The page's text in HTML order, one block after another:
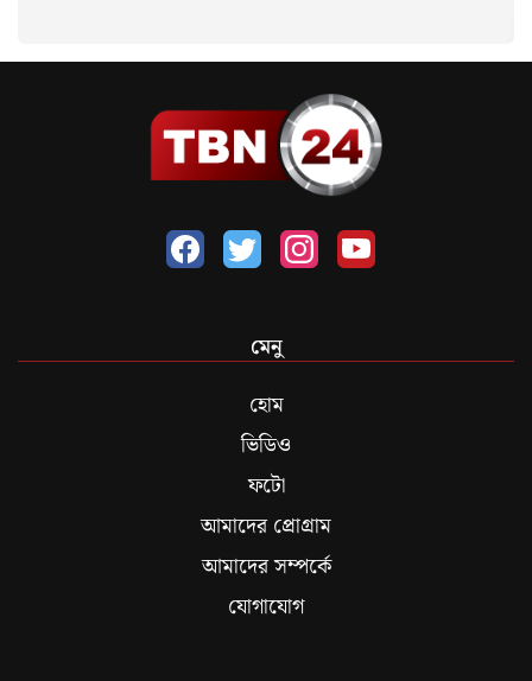
মেনু
হোম
ভিডিও
ফটো
আমাদের প্রোগ্রাম
আমাদের সম্পর্কে
যোগাযোগ